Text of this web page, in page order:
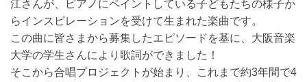
江さんが、ピアノにペイントしている子どもたちの様子か
らインスピレーションを受けて生まれた楽曲です。
この曲に皆さまから募集したエピソードを基に、大阪音楽
大学の学生さんにより歌詞ができました！
そこから合唱プロジェクトが始まり、これまで約3年間で4